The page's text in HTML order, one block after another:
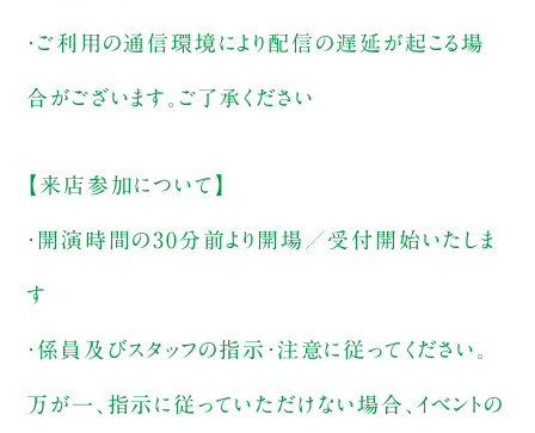
・ご利用の通信環境により配信の遅延が起こる場
合がございます。ご了承ください
【来店参加について】
・開演時間の30分前より開場／受付開始いたしま
す
・係員及びスタッフの指示・注意に従ってください。
万が一、指示に従っていただけない場合、イベントの